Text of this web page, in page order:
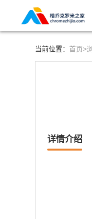
当前位置： 首页>
详情介绍